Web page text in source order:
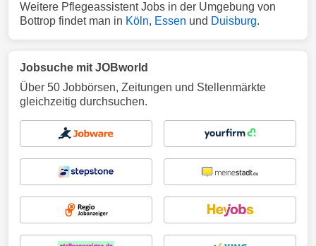
Weitere Pflegeassistent Jobs in der Umgebung von
Bottrop findet man in Köln, Essen und Duisburg.
Jobsuche mit JOBworld
Über 50 Jobbörsen, Zeitungen und Stellenmärkte
gleichzeitig durchsuchen.